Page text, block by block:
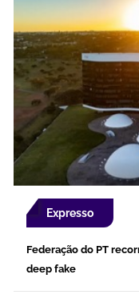
Expresso
Federação do PT
deep fake